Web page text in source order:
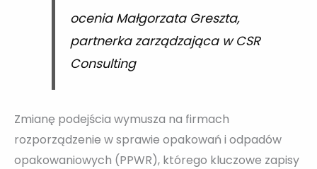
ocenia Małgorzata Greszta,
partnerka zarządzająca w CSR
Consulting
Zmianę podejścia wymusza na firmach
rozporządzenie w sprawie opakowań i odpadów
opakowaniowych (PPWR), którego kluczowe zapisy